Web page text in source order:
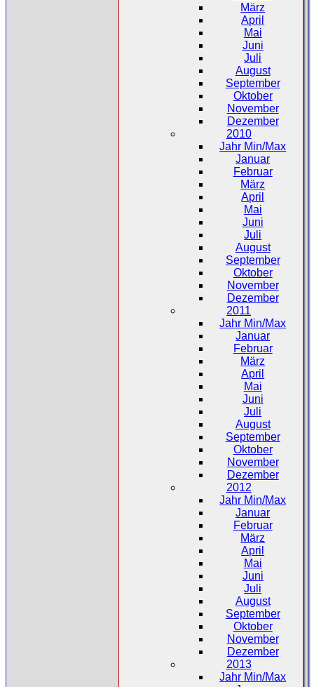
März
April
Mai
Juni
Juli
August
September
Oktober
November
Dezember
2010
Jahr Min/Max
Januar
Februar
März
April
Mai
Juni
Juli
August
September
Oktober
November
Dezember
2011
Jahr Min/Max
Januar
Februar
März
April
Mai
Juni
Juli
August
September
Oktober
November
Dezember
2012
Jahr Min/Max
Januar
Februar
März
April
Mai
Juni
Juli
August
September
Oktober
November
Dezember
2013
Jahr Min/Max